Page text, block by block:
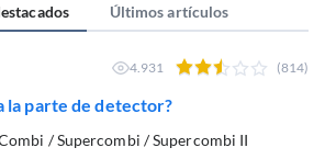
Últimos artículos
la parte de detector?
/ Supercombi / Supercombi II
4.931 (814)